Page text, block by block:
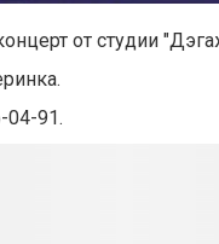
от студии
04-91.